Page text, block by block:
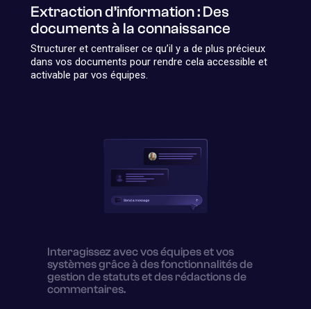
Extraction d’information : Des
documents à la connaissance
Structurer et centraliser ce qu’il y a de plus précieux
dans vos documents pour rendre cela accessible et
activable par vos équipes.
Interagissez avec vos équipes et vos
systèmes grâce à des fonctionnalités de
gestion de statuts et des rédactions de
commentaires.